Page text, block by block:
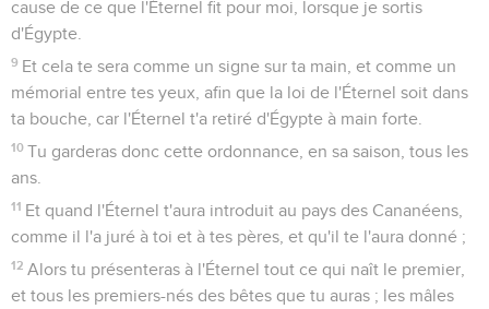
cause de ce que l'Éternel fit pour moi, lorsque je sortis
d'Égypte.
9 Et cela te sera comme un signe sur ta main, et comme un
mémorial entre tes yeux, afin que la loi de l'Éternel soit dans
ta bouche, car l'Éternel t'a retiré d'Égypte à main forte.
10 Tu garderas donc cette ordonnance, en sa saison, tous les
ans.
11 Et quand l'Éternel t'aura introduit au pays des Cananéens,
comme il l'a juré à toi et à tes pères, et qu'il te l'aura donné ;
12 Alors tu présenteras à l'Éternel tout ce qui naît le premier,
et tous les premiers-nés des bêtes que tu auras ; les mâles